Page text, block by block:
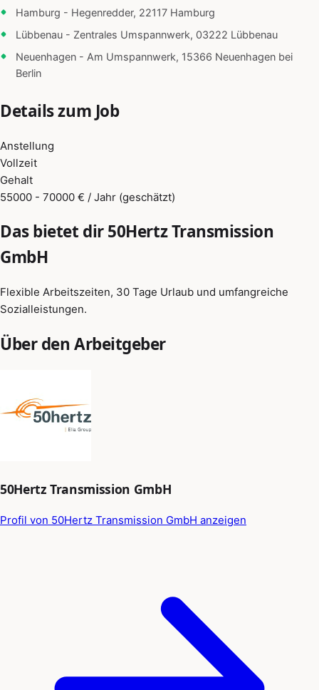
Hamburg - Hegenredder, 22117 Hamburg
Lübbenau - Zentrales Umspannwerk, 03222 Lübbenau
Neuenhagen - Am Umspannwerk, 15366 Neuenhagen bei
Berlin
Details zum Job
Anstellung
Vollzeit
Gehalt
55000 - 70000 € / Jahr (geschätzt)
Das bietet dir 50Hertz Transmission
GmbH
Flexible Arbeitszeiten, 30 Tage Urlaub und umfangreiche
Sozialleistungen.
Über den Arbeitgeber
50Hertz Transmission GmbH
Profil von 50Hertz Transmission GmbH anzeigen